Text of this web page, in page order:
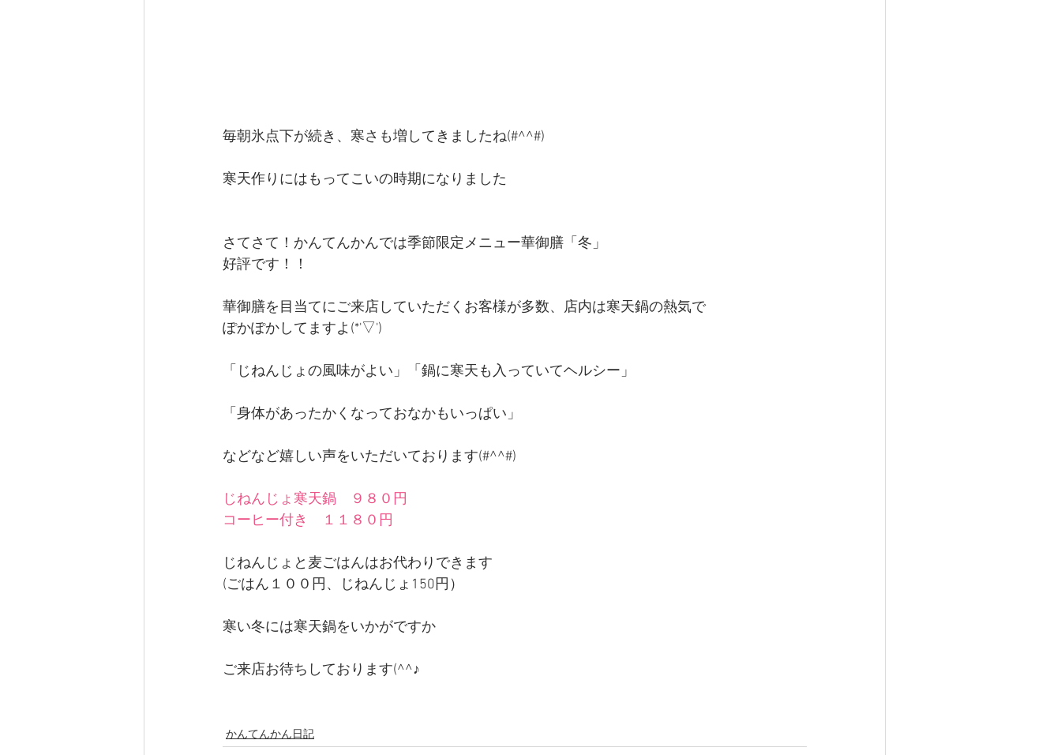
毎朝氷点下が続き、寒さも増してきましたね(#^^#)
寒天作りにはもってこいの時期になりました
さてさて！かんてんかんでは季節限定メニュー華御膳「冬」
好評です！！
華御膳を目当てにご来店していただくお客様が多数、店内は寒天鍋の熱気で
ぽかぽかしてますよ(*'▽')
「じねんじょの風味がよい」「鍋に寒天も入っていてヘルシー」
「身体があったかくなっておなかもいっぱい」
などなど嬉しい声をいただいております(#^^#)
じねんじょ寒天鍋　９８０円
コーヒー付き　１１８０円
じねんじょと麦ごはんはお代わりできます
(ごはん１００円、じねんじょ150円）
寒い冬には寒天鍋をいかがですか
ご来店お待ちしております(^^♪
かんてんかん日記